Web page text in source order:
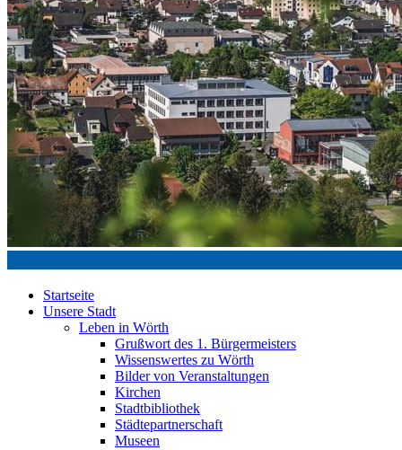
Startseite
Unsere Stadt
Leben in Wörth
Grußwort des 1. Bürgermeisters
Wissenswertes zu Wörth
Bilder von Veranstaltungen
Kirchen
Stadtbibliothek
Städtepartnerschaft
Museen